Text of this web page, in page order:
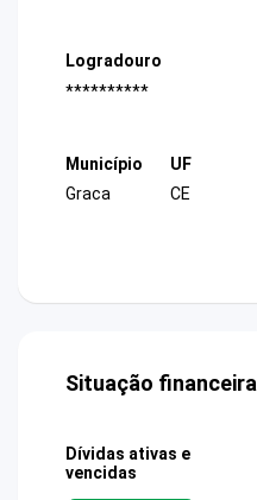
Logradouro
**********
Município
Graca
UF
CE
Situação financeira
Dívidas ativas e
vencidas